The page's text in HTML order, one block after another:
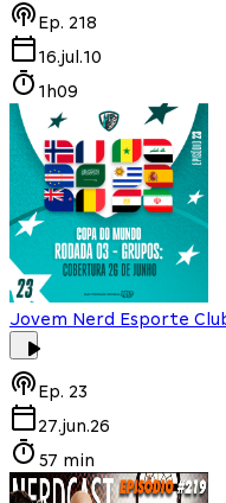
Ep. 218
16.jul.10
1h09
Jovem Nerd Esporte
Ep. 23
27.jun.26
57 min